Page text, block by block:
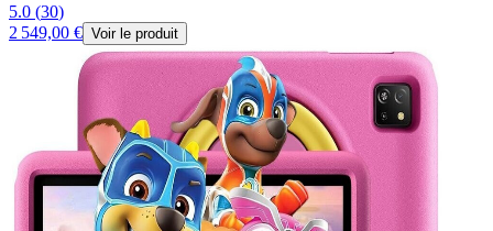
5.0 (30)
2 549,00 € Voir le produit